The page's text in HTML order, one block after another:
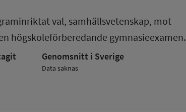
val, samhällsvetenskap, mot
högskoleförberedande gymnasieexamen.
Genomsnitt i Sverige
Data saknas